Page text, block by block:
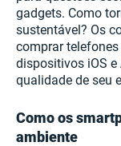
gadgets. Como
sustentável? Os
comprar
dispositivos iOS
qualidade de seu
Como os
ambiente